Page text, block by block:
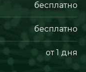
бесплатно
бесплатно
от 1 дня